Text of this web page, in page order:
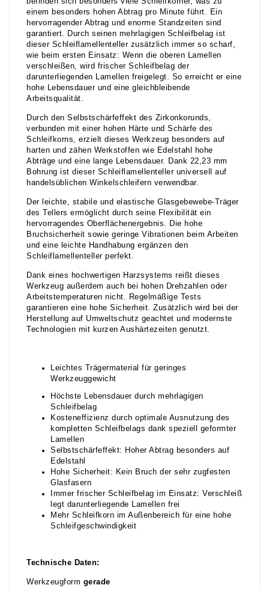
einem besonders hohen Abtrag pro Minute führt. Ein
hervorragender Abtrag und enorme Standzeiten sind
garantiert. Durch seinen mehrlagigen Schleifbelag ist
dieser Schleiflamellenteller zusätzlich immer so scharf,
wie beim ersten Einsatz: Wenn die oberen Lamellen
verschleißen, wird frischer Schleifbelag der
darunterliegenden Lamellen freigelegt. So erreicht er eine
hohe Lebensdauer und eine gleichbleibende
Arbeitsqualität.
Durch den Selbstschärfeffekt des Zirkonkorunds,
verbunden mit einer hohen Härte und Schärfe des
Schleifkorns, erzielt dieses Werkzeug besonders auf
harten und zähen Werkstoffen wie Edelstahl hohe
Abträge und eine lange Lebensdauer. Dank 22,23 mm
Bohrung ist dieser Schleiflamellenteller universell auf
handelsüblichen Winkelschleifern verwendbar.
Der leichte, stabile und elastische Glasgebewebe-Träger
des Tellers ermöglicht durch seine Flexibilität ein
hervorragendes Oberflächenergebnis. Die hohe
Bruchsicherheit sowie geringe Vibrationen beim Arbeiten
und eine leichte Handhabung ergänzen den
Schleiflamellenteller perfekt.
Dank eines hochwertigen Harzsystems reißt dieses
Werkzeug außerdem auch bei hohen Drehzahlen oder
Arbeitstemperaturen nicht. Regelmäßige Tests
garantieren eine hohe Sicherheit. Zusätzlich wird bei der
Herstellung auf Umweltschutz geachtet und modernste
Technologien mit kurzen Aushärtezeiten genutzt.
Leichtes Trägermaterial für geringes
Werkzeuggewicht
Höchste Lebensdauer durch mehrlagigen
Schleifbelag
Kosteneffizienz durch optimale Ausnutzung des
kompletten Schleifbelags dank speziell geformter
Lamellen
Selbstschärfeffekt: Hoher Abtrag besonders auf
Edelstahl
Hohe Sicherheit: Kein Bruch der sehr zugfesten
Glasfasern
Immer frischer Schleifbelag im Einsatz: Verschleiß
legt darunterliegende Lamellen frei
Mehr Schleifkorn im Außenbereich für eine hohe
Schleifgeschwindigkeit
Technische Daten:
Werkzeugform gerade